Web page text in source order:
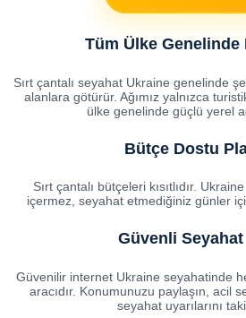
Tüm Ülke Genelinde
Sırt çantalı seyahat Ukraine genelinde
alanlara götürür. Ağımız yalnızca
ülke genelinde güçlü yerel
Bütçe Dostu
Sırt çantalı bütçeleri kısıtlıdır.
içermez, seyahat etmediğiniz günler
Güvenli
Güvenilir internet Ukraine seyahatinde
aracıdır. Konumunuzu paylaşın, acil
seyahat uyarılarını